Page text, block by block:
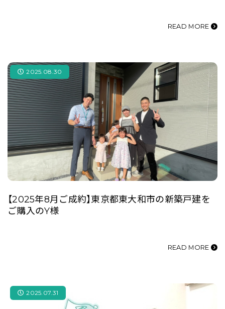
READ MORE
2025.08.30
【2025年8月ご成約】東京都東大和市の新築戸建を
ご購入のY様
READ MORE
2025.07.31